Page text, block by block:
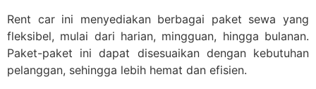
Rent car ini menyediakan berbagai paket sewa yang
fleksibel, mulai dari harian, mingguan, hingga bulanan.
Paket-paket ini dapat disesuaikan dengan kebutuhan
pelanggan, sehingga lebih hemat dan efisien.